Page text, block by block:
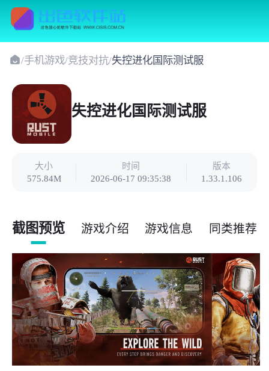
/手机游戏/竞技对抗/失控进化国际测试服
失控进化国际测试服
大小
575.84M
时间
2026-06-17 09:35:38
版本
1.33.1.106
截图预览 游戏介绍 游戏信息 同类推荐